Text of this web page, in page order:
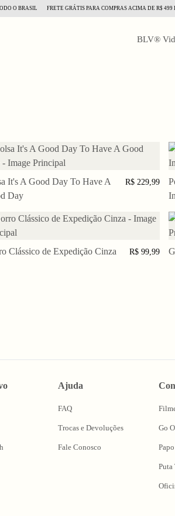
O BRASIL FRETE GRÁTIS PARA COMPRAS ACIMA DE R$ 499
BLV®
ADICIONAR AO CARRINHO
It's A Good Day To Have A
Day
R$ 229,99
ADICIONAR AO CARRINHO
Clássico de Expedição Cinza R$ 99,99
Ajuda
FAQ
Trocas e Devoluções
Fale Conosco
Go
Puta